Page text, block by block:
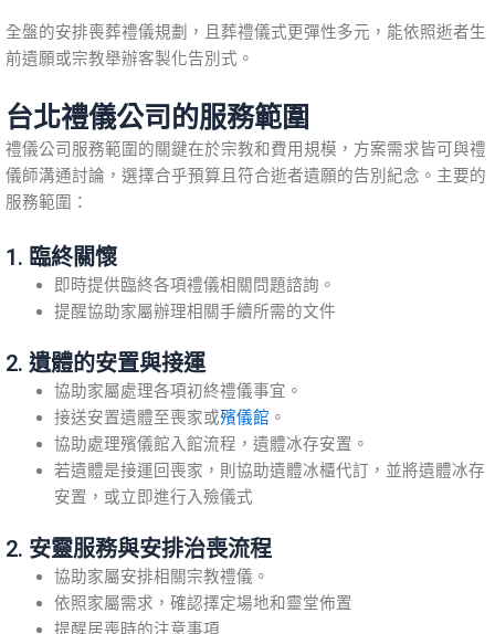
全盤的安排喪葬禮儀規劃，且葬禮儀式更彈性多元，能依照逝者生
前遺願或宗教舉辦客製化告別式。
台北禮儀公司的服務範圍
禮儀公司服務範圍的關鍵在於宗教和費用規模，方案需求皆可與禮
儀師溝通討論，選擇合乎預算且符合逝者遺願的告別紀念。主要的
服務範圍：
1. 臨終關懷
即時提供臨終各項禮儀相關問題諮詢。
提醒協助家屬辦理相關手續所需的文件
2. 遺體的安置與接運
協助家屬處理各項初終禮儀事宜。
接送安置遺體至喪家或殯儀館 。
協助處理殯儀館入館流程，遺體冰存安置。
若遺體是接運回喪家，則協助遺體冰櫃代訂，並將遺體冰存
安置，或立即進行入殮儀式
2. 安靈服務與安排治喪流程
協助家屬安排相關宗教禮儀。
依照家屬需求，確認擇定場地和靈堂佈置
提醒居喪時的注意事項